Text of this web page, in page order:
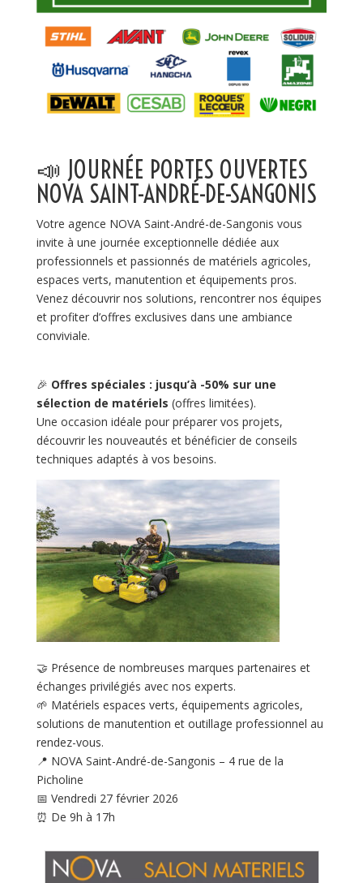
📣 JOURNÉE PORTES OUVERTES
NOVA SAINT-ANDRÉ-DE-SANGONIS
Votre agence NOVA Saint-André-de-Sangonis vous
invite à une journée exceptionnelle dédiée aux
professionnels et passionnés de matériels agricoles,
espaces verts, manutention et équipements pros.
Venez découvrir nos solutions, rencontrer nos équipes
et profiter d’offres exclusives dans une ambiance
conviviale.
🎉 Offres spéciales : jusqu’à -50% sur une
sélection de matériels (offres limitées).
Une occasion idéale pour préparer vos projets,
découvrir les nouveautés et bénéficier de conseils
techniques adaptés à vos besoins.
🤝 Présence de nombreuses marques partenaires et
échanges privilégiés avec nos experts.
🌱 Matériels espaces verts, équipements agricoles,
solutions de manutention et outillage professionnel au
rendez-vous.
📍 NOVA Saint-André-de-Sangonis – 4 rue de la
Picholine
📅 Vendredi 27 février 2026
⏰ De 9h à 17h